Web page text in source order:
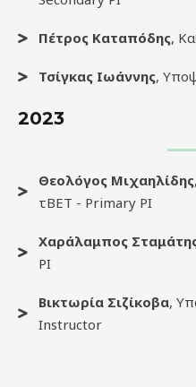
Πέτρος Καταπόδης,
Τσίγκας Ιωάννης,
2023
Θεολόγος Μιχαηλίδης
τΒΕΤ - Primary PI
Χαράλαμπος
PI
Βικτωρία Σιζίκοβα,
Instructor